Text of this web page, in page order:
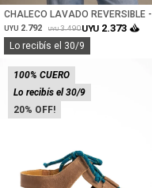
CHALECO LAVADO REVERSIBLE -
MARINO
UYU 2.792 UYU 3.490UYU 2.373
Lo recibís el 30/9
20
100% CUERO
Lo recibís el 30/9